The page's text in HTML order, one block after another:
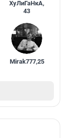
ХуЛиГаНкА,
43
Mirak777,25